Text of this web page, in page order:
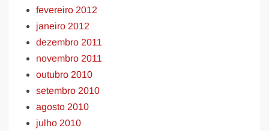
fevereiro 2012
janeiro 2012
dezembro 2011
novembro 2011
outubro 2010
setembro 2010
agosto 2010
julho 2010